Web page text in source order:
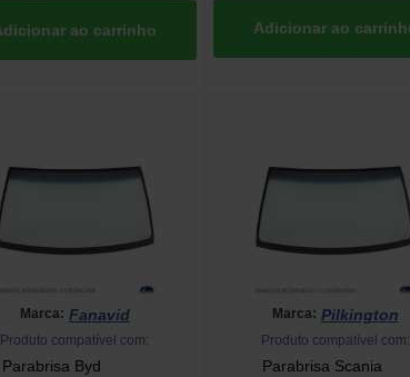
Marca: Fanavid
Produto compatível com:
Parabrisa Byd
Marca: Pilkington
Produto compatível com:
Parabrisa Scania